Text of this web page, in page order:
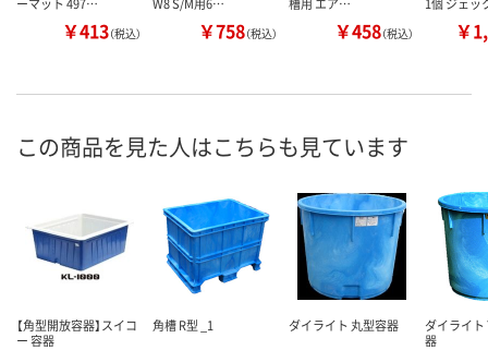
￥413（税込） ￥758（税込） ￥458（税込） ￥
この商品を見た人はこちらも見ています
【角型開放容器】スイコ
ー 容器
角槽 R型 _1 ダイライト 丸型容器
ダイライ
器